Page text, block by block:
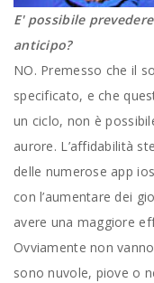
E' possibile
anticipo?
NO. Premesso che il
specificato, e che
un ciclo, non è
aurore. L’affidabilità
delle numerose app
con l’aumentare dei
avere una maggiore
Ovviamente non
sono nuvole, piove o